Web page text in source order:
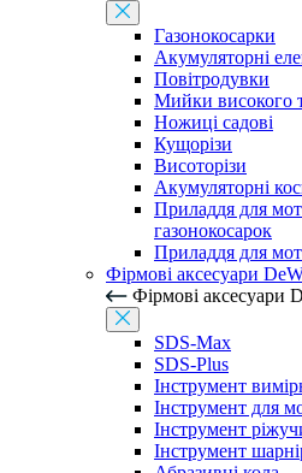
Газонокосарки
Акумуляторні
Повітродувки
Мийки високого
Ножиці садові
Кущорізи
Висоторізи
Акумуляторні
Приладдя для
газонокосарок
Приладдя для
Фірмові аксесуари
Фірмові аксесуари
SDS-Max
SDS-Plus
Інструмент
Інструмент для
Інструмент
Інструмент